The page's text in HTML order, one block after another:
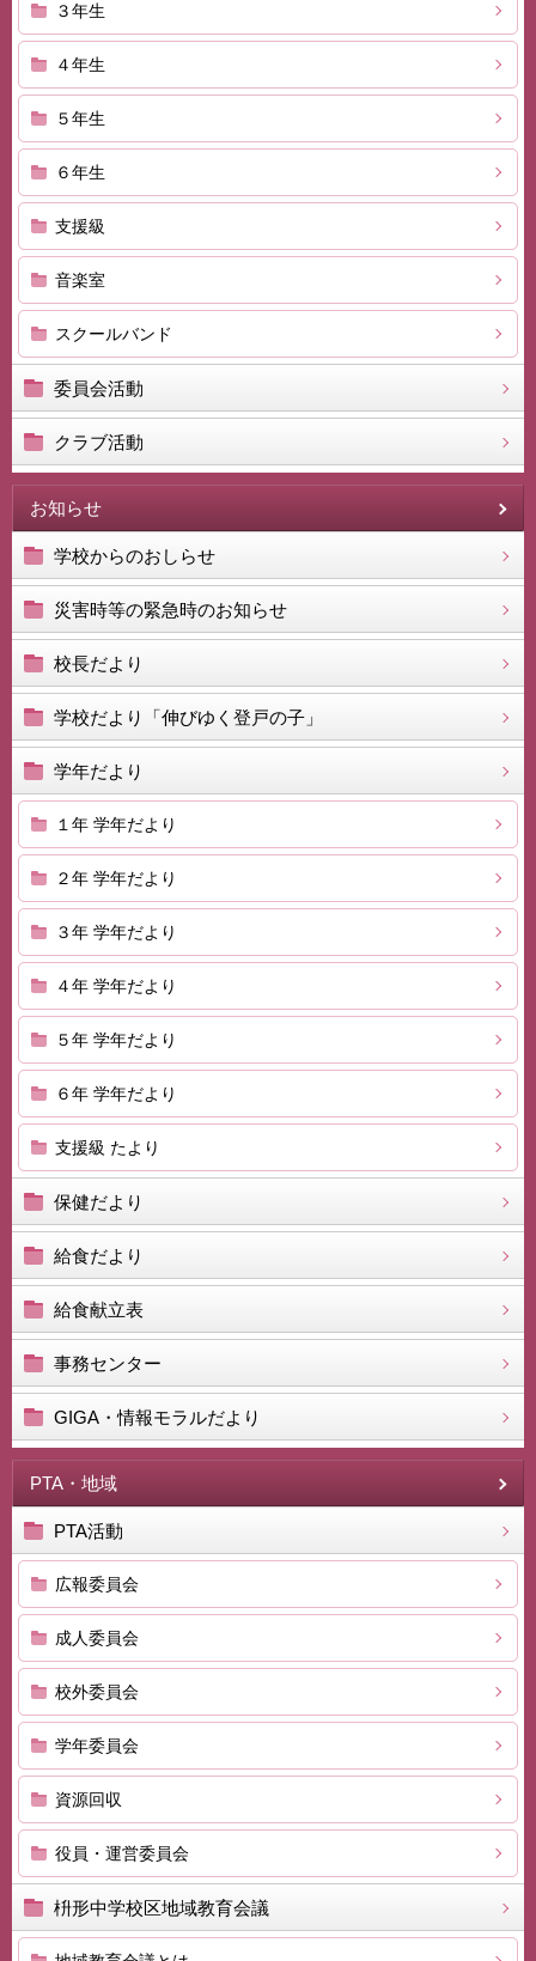
３年生
４年生
５年生
６年生
支援級
音楽室
スクールバンド
委員会活動
クラブ活動
お知らせ
学校からのおしらせ
災害時等の緊急時のお知らせ
校長だより
学校だより「伸びゆく登戸の子」
学年だより
１年 学年だより
２年 学年だより
３年 学年だより
４年 学年だより
５年 学年だより
６年 学年だより
支援級 たより
保健だより
給食だより
給食献立表
事務センター
GIGA・情報モラルだより
PTA・地域
PTA活動
広報委員会
成人委員会
校外委員会
学年委員会
資源回収
役員・運営委員会
枡形中学校区地域教育会議